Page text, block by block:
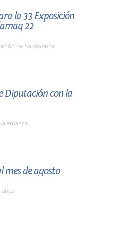
la 33 Exposición
22
de Salamanca
Diputación con la
mes de agosto